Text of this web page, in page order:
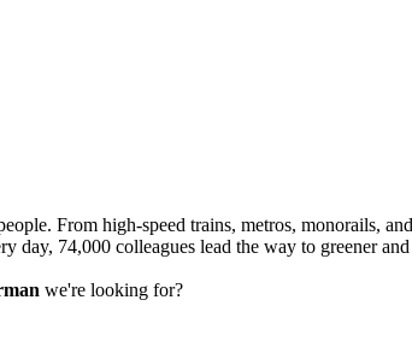
From high-speed trains, metros, monorails,
day, 74,000 colleagues lead the way to greener
we're looking for?